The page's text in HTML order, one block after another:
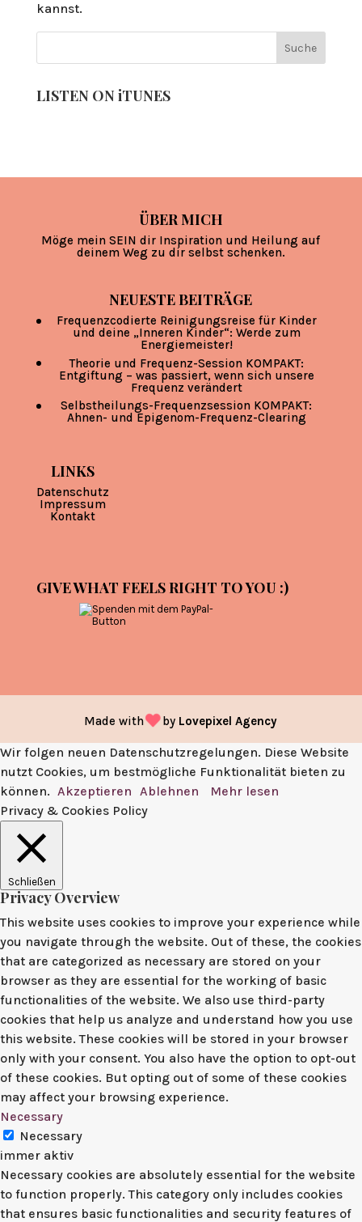
kannst.
LISTEN ON iTUNES
ÜBER MICH
Möge mein SEIN dir Inspiration und Heilung auf
deinem Weg zu dir selbst schenken.
NEUESTE BEITRÄGE
Frequenzcodierte Reinigungsreise für Kinder
und deine „Inneren Kinder“: Werde zum
Energiemeister!
Theorie und Frequenz-Session KOMPAKT:
Entgiftung – was passiert, wenn sich unsere
Frequenz verändert
Selbstheilungs-Frequenzsession KOMPAKT:
Ahnen- und Epigenom-Frequenz-Clearing
LINKS
Datenschutz
Impressum
Kontakt
GIVE WHAT FEELS RIGHT TO YOU :)
Made with by Lovepixel Agency
Wir folgen neuen Datenschutzregelungen. Diese Website
nutzt Cookies, um bestmögliche Funktionalität bieten zu
können. Akzeptieren Ablehnen
Mehr lesen
Privacy & Cookies Policy
Schließen
Privacy Overview
This website uses cookies to improve your experience while
you navigate through the website. Out of these, the cookies
that are categorized as necessary are stored on your
browser as they are essential for the working of basic
functionalities of the website. We also use third-party
cookies that help us analyze and understand how you use
this website. These cookies will be stored in your browser
only with your consent. You also have the option to opt-out
of these cookies. But opting out of some of these cookies
may affect your browsing experience.
Necessary
Necessary
immer aktiv
Necessary cookies are absolutely essential for the website
to function properly. This category only includes cookies
that ensures basic functionalities and security features of